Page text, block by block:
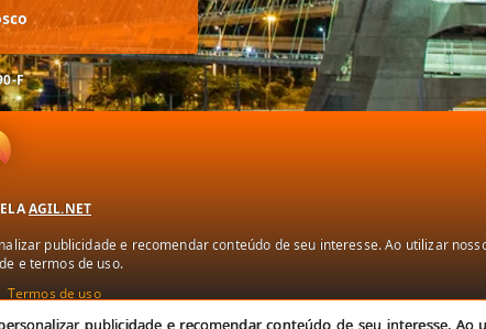
F
AGIL.NET
publicidade e recomendar conteúdo de seu interesse. Ao utilizar
e termos de uso.
Termos de uso
publicidade e recomendar conteúdo de seu interesse. Ao